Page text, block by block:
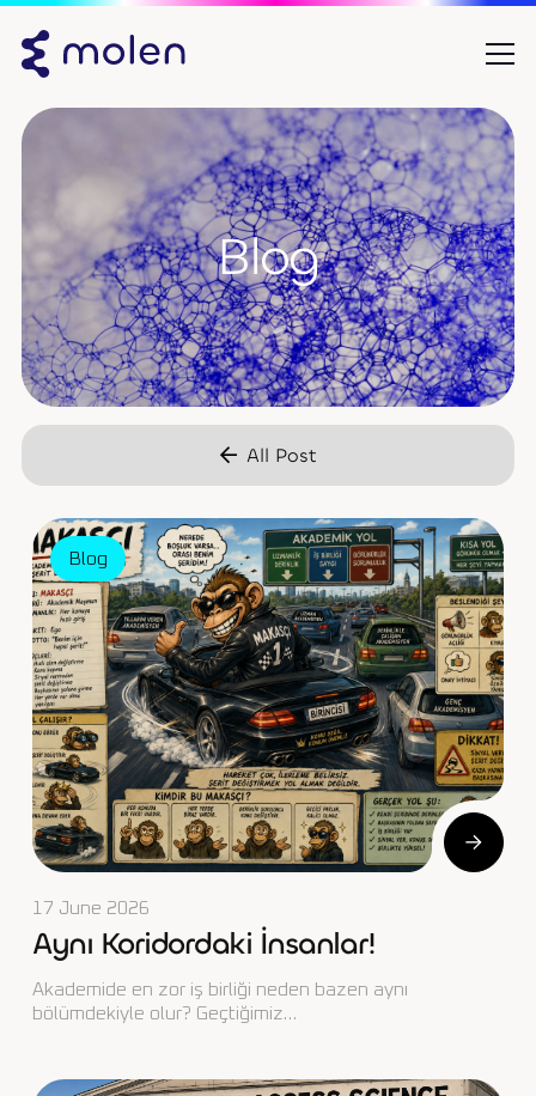
Blog
All Post
Blog
17 June 2026
Aynı Koridordaki İnsanlar!
Akademide en zor iş birliği neden bazen aynı
bölümdekiyle olur? Geçtiğimiz…